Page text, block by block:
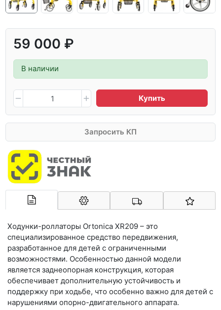
59 000 ₽
В наличии
Купить
Запросить КП
Ходунки-роллаторы Ortonica XR209 – это
специализированное средство передвижения,
разработанное для детей с ограниченными
возможностями. Особенностью данной модели
является заднеопорная конструкция, которая
обеспечивает дополнительную устойчивость и
поддержку при ходьбе, что особенно важно для детей с
нарушениями опорно-двигательного аппарата.